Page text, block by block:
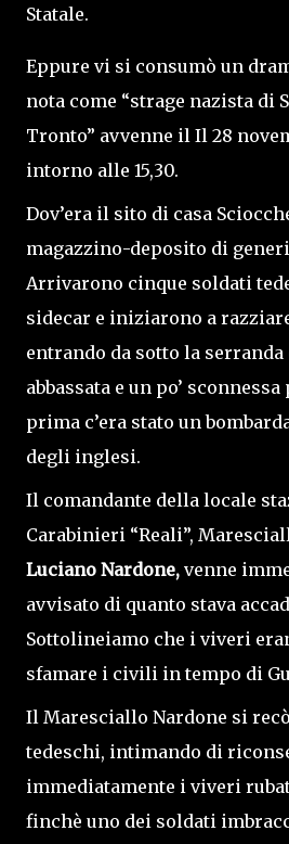
Statale.
Eppure vi si consumò un
nota come “strage nazista di
Tronto” avvenne il Il 28
intorno alle 15,30.
Dov’era il sito di casa
magazzino-deposito di
Arrivarono cinque soldati
sidecar e iniziarono a
entrando da sotto la serranda
abbassata e un po’
prima c’era stato un
degli inglesi.
Il comandante della locale
Carabinieri “Reali”,
Luciano Nardone, venne
avvisato di quanto stava
Sottolineiamo che i viveri
sfamare i civili in tempo di
Il Maresciallo Nardone si
tedeschi, intimando di
immediatamente i viveri
finchè uno dei soldati